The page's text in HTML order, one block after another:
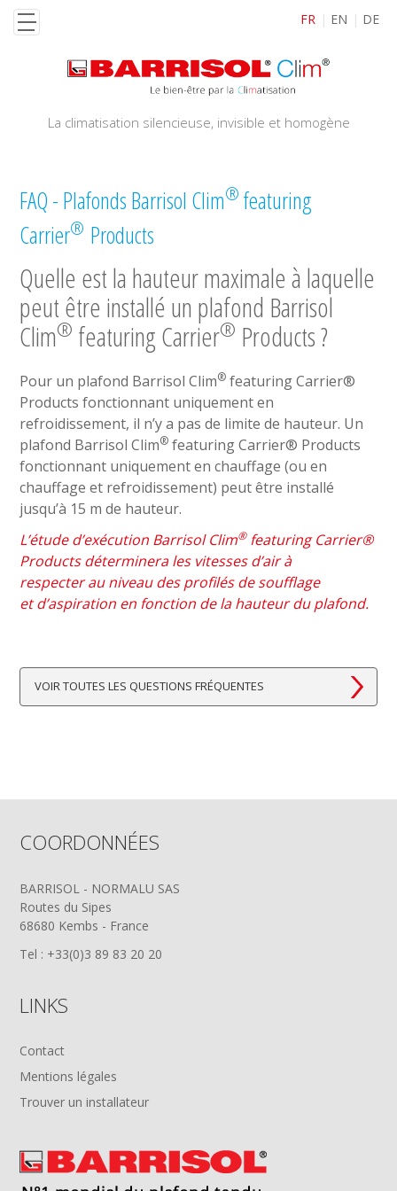
Aller
au
FR EN DE
La climatisation silencieuse, invisible et homogène
FAQ - Plafonds Barrisol Clim®featuring
Carrier® Products
Quelle est la hauteur maximale à laquelle
peut être installé un plafond Barrisol
Clim® featuring Carrier® Products ?
Pour un plafond Barrisol Clim® featuring Carrier®
Products fonctionnant uniquement en
refroidissement, il n’y a pas de limite de hauteur. Un
plafond Barrisol Clim® featuring Carrier® Products
fonctionnant uniquement en chauffage (ou en
chauffage et refroidissement) peut être installé
jusqu’à 15 m de hauteur.
L’étude d’exécution Barrisol Clim®featuring Carrier®
Products déterminera les vitesses d’air à
respecter au niveau des profilés de soufflage
et d’aspiration en fonction de la hauteur du plafond.
VOIR TOUTES LES QUESTIONS FRÉQUENTES
COORDONNÉES
BARRISOL - NORMALU SAS
Routes du Sipes
68680 Kembs - France
Tel : +33(0)3 89 83 20 20
LINKS
Contact
Mentions légales
Trouver un installateur